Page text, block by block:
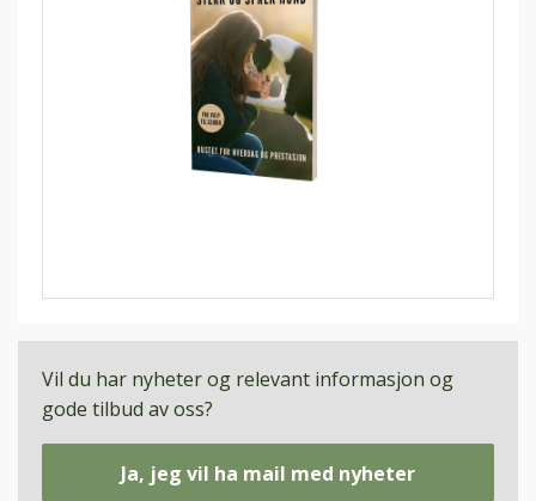
Vil du har nyheter og relevant informasjon og
gode tilbud av oss?
Ja, jeg vil ha mail med nyheter